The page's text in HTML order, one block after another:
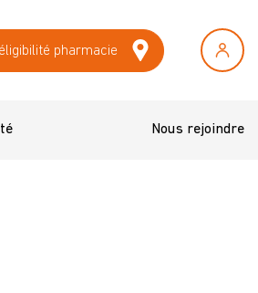
pharmacie
Nous rejoindre